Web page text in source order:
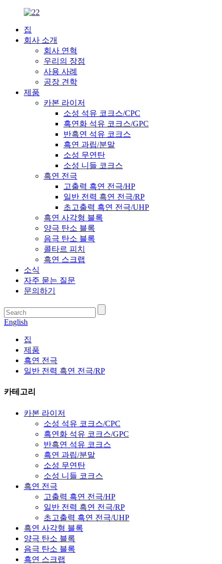
집
회사 소개
회사 연혁
우리의 장점
사용 사례
공장 견학
제품
카본 라이저
소성 석유 코크스/CPC
흑연화 석유 코크스/GPC
반흑연 석유 코크스
흑연 과립/분말
소성 무연탄
소성 니들 코크스
흑연 전극
고출력 흑연 전극/HP
일반 전력 흑연 전극/RP
초고출력 흑연 전극/UHP
흑연 사각형 블록
양극 탄소 블록
음극 탄소 블록
콜타르 피치
흑연 스크랩
소식
자주 묻는 질문
문의하기
English
집
제품
흑연 전극
일반 전력 흑연 전극/RP
카테고리
카본 라이저
소성 석유 코크스/CPC
흑연화 석유 코크스/GPC
반흑연 석유 코크스
흑연 과립/분말
소성 무연탄
소성 니들 코크스
흑연 전극
고출력 흑연 전극/HP
일반 전력 흑연 전극/RP
초고출력 흑연 전극/UHP
흑연 사각형 블록
양극 탄소 블록
음극 탄소 블록
흑연 스크랩